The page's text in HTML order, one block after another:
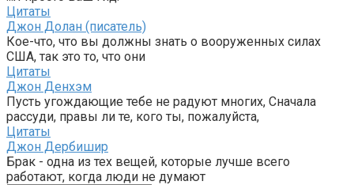
Цитаты
Джон Долан (писатель)
Кое-что, что вы должны знать о вооруженных силах
США, так это то, что они
Цитаты
Джон Денхэм
Пусть угождающие тебе не радуют многих, Сначала
рассуди, правы ли те, кого ты, пожалуйста,
Цитаты
Джон Дербишир
Брак - одна из тех вещей, которые лучше всего
работают, когда люди не думают